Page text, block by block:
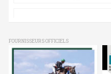
FOURNISSEURS OFFICIELS